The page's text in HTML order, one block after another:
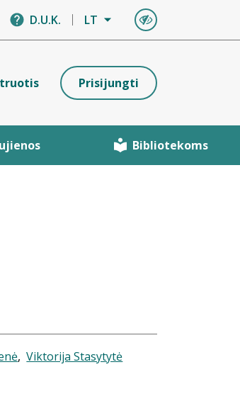
D.U.K. LT
Prisijungti
Bibliotekoms
,Viktorija Stasytytė